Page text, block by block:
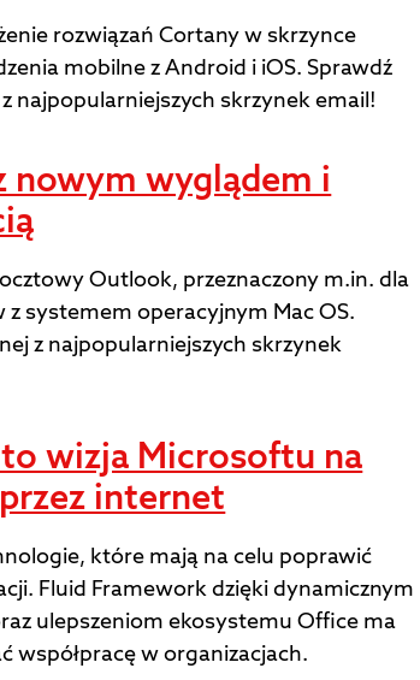
rozwiązań Cortany w skrzynce
mobilne z Android i iOS. Sprawdź
najpopularniejszych skrzynek email!
nowym wyglądem i
Outlook, przeznaczony m.in. dla
systemem operacyjnym Mac OS.
z najpopularniejszych skrzynek
wizja Microsoftu na
internet
które mają na celu poprawić
Fluid Framework dzięki dynamicznym
ulepszeniom ekosystemu Office ma
współpracę w organizacjach.